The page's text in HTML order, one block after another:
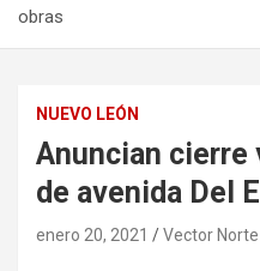
obras
NUEVO LEÓN
Anuncian cierre
de avenida Del
enero 20, 2021 Vector Norte